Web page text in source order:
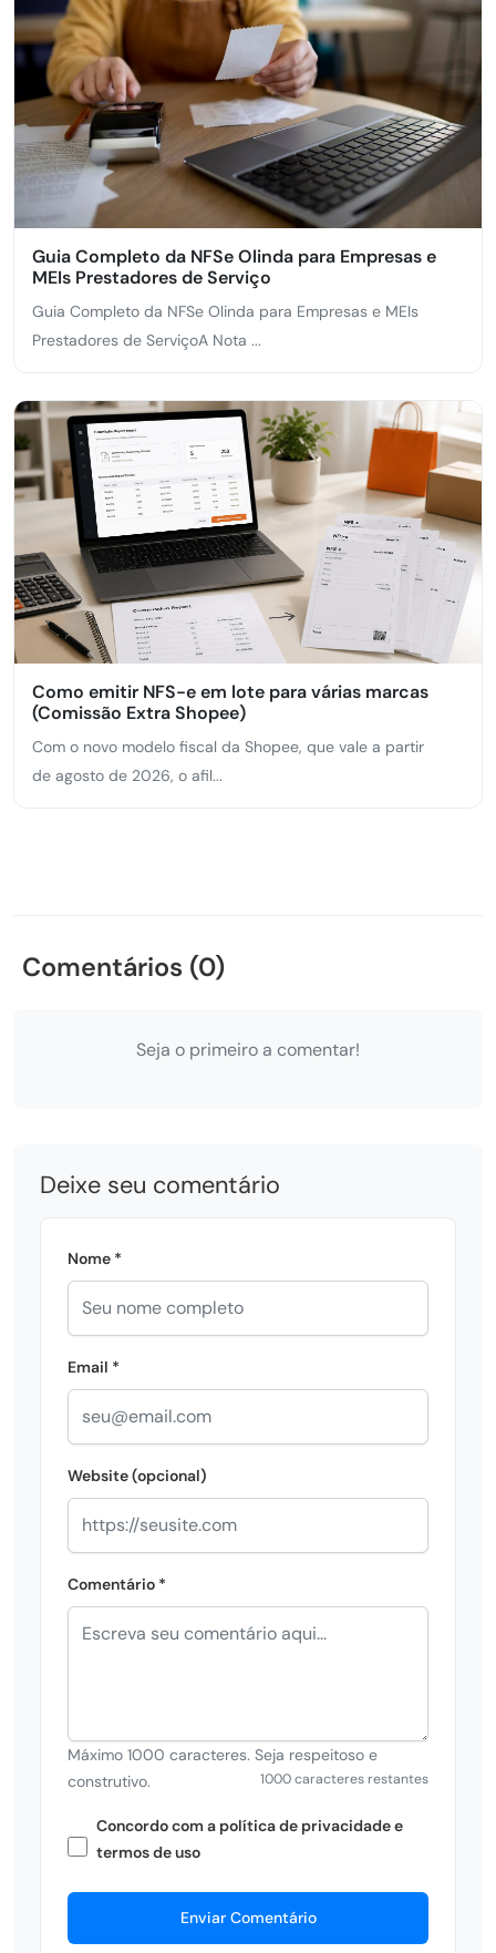
Guia Completo da NFSe Olinda para Empresas e
MEIs Prestadores de Serviço
Guia Completo da NFSe Olinda para Empresas e MEIs
Prestadores de ServiçoA Nota ...
Como emitir NFS-e em lote para várias marcas
(Comissão Extra Shopee)
Com o novo modelo fiscal da Shopee, que vale a partir
de agosto de 2026, o afil...
Comentários (0)
Seja o primeiro a comentar!
Deixe seu comentário
Nome *
Email *
Website (opcional)
Comentário *
Máximo 1000 caracteres. Seja respeitoso e
construtivo.
1000 caracteres restantes
Concordo com a política de privacidade e
termos de uso
Enviar Comentário